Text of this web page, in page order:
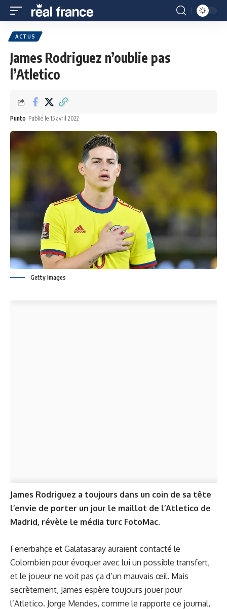
ACTUS
James Rodriguez n’oublie pas
l’Atletico
Punto Publié le 15 avril 2022
Getty Images
James Rodriguez a toujours dans un coin de sa tête
l’envie de porter un jour le maillot de l’Atletico de
Madrid, révèle le média turc FotoMac.
Fenerbahçe et Galatasaray auraient contacté le
Colombien pour évoquer avec lui un possible transfert,
et le joueur ne voit pas ça d’un mauvais œil. Mais
secrètement, James espère toujours jouer pour
l’Atletico. Jorge Mendes, comme le rapporte ce journal,